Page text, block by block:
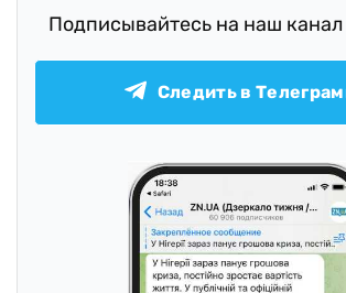
Подписывайтесь на наш канал
Следить в